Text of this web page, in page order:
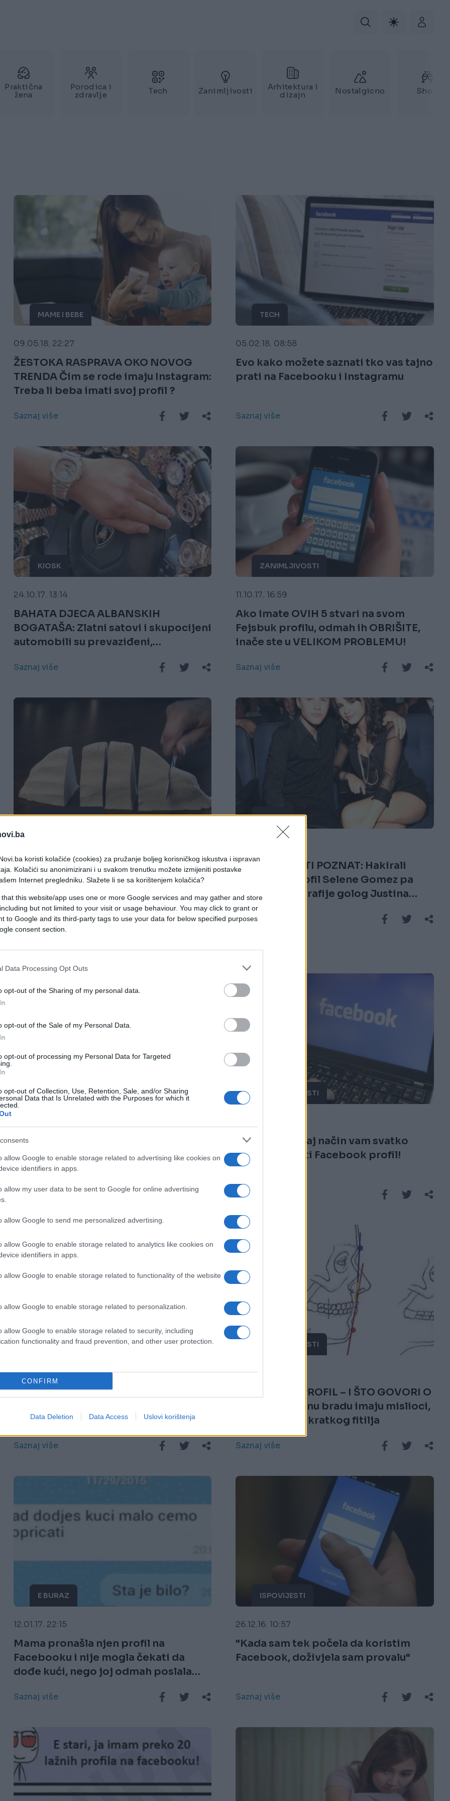
koristi kolačiće (cookies) za pružanje boljeg korisničkog iskustva i ispravan
Kolačići su anonimizirani i u svakom trenutku možete izmijeniti postavke
Internet pregledniku. Slažete li se sa korištenjem kolačića?
that this website/app uses one or more Google services and may gather and store
but not limited to your visit or usage behaviour. You may click to grant or
to Google and its third-party tags to use your data for below specified purposes
consent section.
Data Processing Opt Outs
opt-out of the Sharing of my personal data.
opt-out of the Sale of my Personal Data.
opt-out of processing my Personal Data for Targeted
opt-out of Collection, Use, Retention, Sale, and/or Sharing
Data that Is Unrelated with the Purposes for which it
allow Google to enable storage related to advertising like cookies on
identifiers in apps.
allow my user data to be sent to Google for online advertising
allow Google to send me personalized advertising.
allow Google to enable storage related to analytics like cookies on
identifiers in apps.
allow Google to enable storage related to functionality of the website
allow Google to enable storage related to personalization.
allow Google to enable storage related to security, including
functionality and fraud prevention, and other user protection.
CONFIRM
Data Deletion Data Access Uslovi korištenja
Praktična
žena
Porodica i
zdravlje
Tech Zanimljivosti
Arhitektura i
dizajn
Nostalgicno Show
MAME I BEBE
09.05.18. 22:27
ŽESTOKA RASPRAVA OKO NOVOG
TRENDA Čim se rode imaju Instagram:
Treba li beba imati svoj profil ?
Saznaj više
TECH
05.02.18. 08:58
Evo kako možete saznati tko vas tajno
prati na Facebooku i Instagramu
Saznaj više
KIOSK
24.10.17. 13:14
BAHATA DJECA ALBANSKIH
BOGATAŠA: Zlatni satovi i skupocijeni
automobili su prevaziđeni,
Saznaj više
ZANIMLJIVOSTI
11.10.17. 16:59
Ako imate OVIH 5 stvari na svom
Fejsbuk profilu, odmah ih OBRIŠITE,
inače ste u VELIKOM PROBLEMU!
Saznaj više
ZANIMLJIVOSTI
Najčudniji instagram profil-Sve više
ljudi voli gledati "pijesak"
Saznaj više
SHOW
NIJE LAKO BITI POZNAT: Hakirali
Instagram profil Selene Gomez pa
objavili fotografije golog Justina
Biebera!
Saznaj više
TECH
KAKO ZARADITI NOVAC NA
INSTAGRAMU? Mnogi ne znaju za ovu
korist!
Saznaj više
ZANIMLJIVOSTI
PAZITE: Na ovaj način vam svatko
može hakovati Facebook profil!
Saznaj više
DRUGA STRANA SPORTA
27.06.17. 20:27
Fudbaler Bajerna uhapšen: Prebio
Saznaj više
ZANIMLJIVOSTI
24.06.17. 21:36
KOJI JE VAŠ PROFIL – I ŠTO GOVORI O
VAMA: Izbačenu bradu imaju mislioci,
a uvučenu oni kratkog fitilja
Saznaj više
E BURAZ
12.01.17. 22:15
Mama pronašla njen profil na
Facebooku i nije mogla čekati da
dođe kući, nego joj odmah poslala
Saznaj više
ISPOVIJESTI
26.12.16. 10:57
"Kada sam tek počela da koristim
Facebook, doživjela sam provalu"
Saznaj više